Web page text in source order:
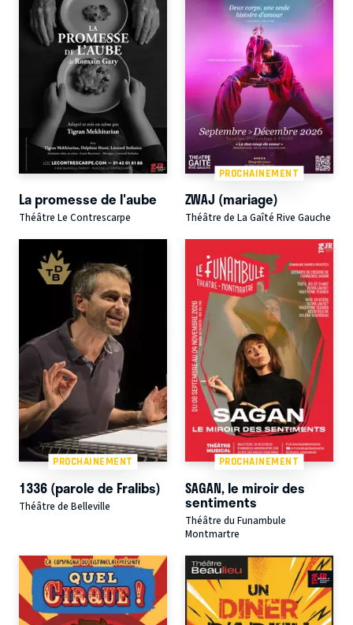
La promesse de l'aube
Théâtre Le Contrescarpe
PROCHAINEMENT
ZWAJ (mariage)
Théâtre de La Gaîté Rive Gauche
PROCHAINEMENT
1336 (parole de Fralibs)
Théâtre de Belleville
PROCHAINEMENT
SAGAN, le miroir des
sentiments
Théâtre du Funambule
Montmartre